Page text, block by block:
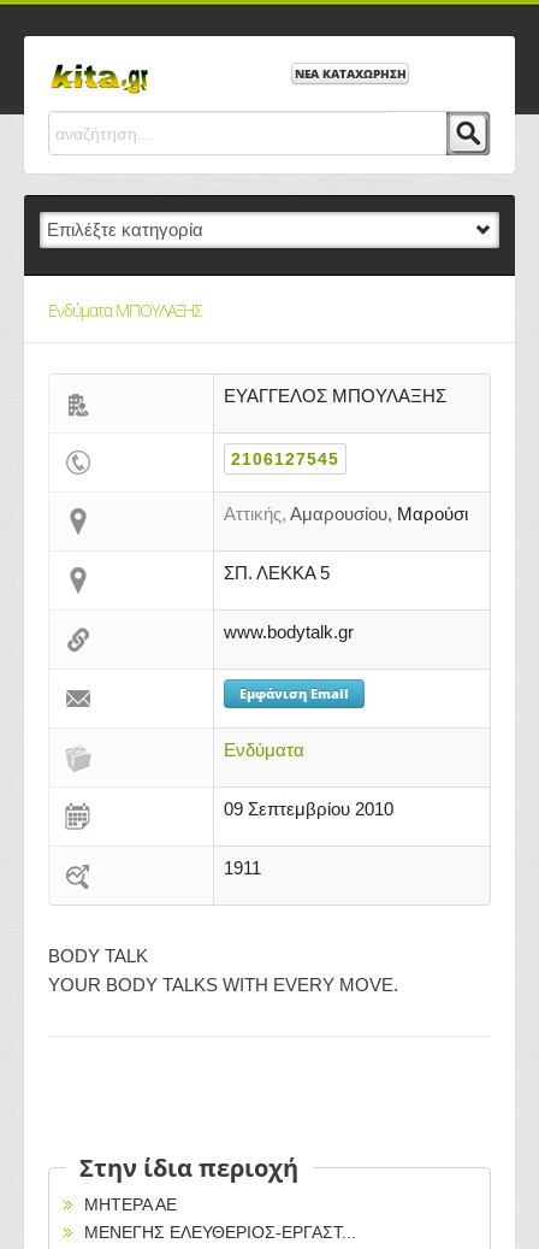
ΝΕΑ ΚΑΤΑΧΩΡΗΣΗ
Ενδύματα ΜΠΟΥΛΑΞΗΣ
ΕΥΑΓΓΕΛΟΣ ΜΠΟΥΛΑΞΗΣ
2106127545
Αττικής, Αμαρουσίου, Μαρούσι
ΣΠ. ΛΕΚΚΑ 5
www.bodytalk.gr
Εμφάνιση Email
Ενδύματα
09 Σεπτεμβρίου 2010
1911
BODY TALK
YOUR BODY TALKS WITH EVERY MOVE.
Στην ίδια περιοχή
ΜΗΤΕΡΑ ΑΕ
ΜΕΝΕΓΗΣ ΕΛΕΥΘΕΡΙΟΣ-ΕΡΓΑΣΤ...